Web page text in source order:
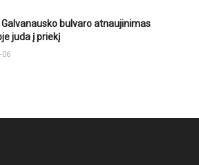
Galvanausko bulvaro atnaujinimas
juda į priekį
06